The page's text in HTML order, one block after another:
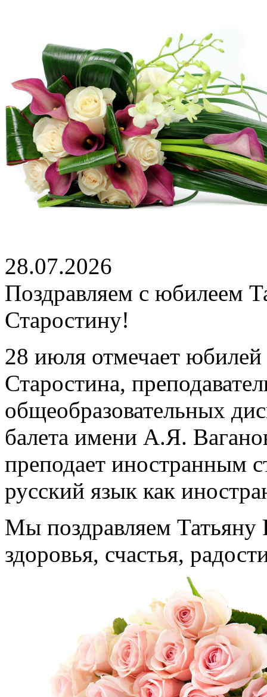
28.07.2026
Поздравляем с юбилеем
Старостину!
28 июля отмечает
Старостина,
общеобразовательных
балета имени А.Я.
преподает иностранным
русский язык как
Мы поздравляем
здоровья, счастья,